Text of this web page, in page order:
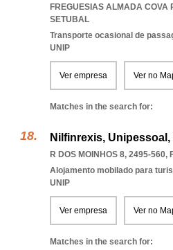
FREGUESIAS ALMADA
SETUBAL
Transporte ocasional de
UNIP
Ver empresa Ver no
Matches in the search for:
Nilfinrexis, Unipessoal,
R DOS MOINHOS 8, 2495-560,
Alojamento mobilado para
UNIP
Ver empresa Ver no
Matches in the search for: